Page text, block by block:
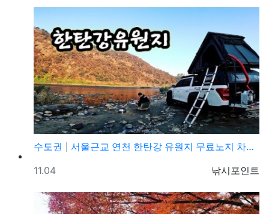
수도권
서울근교 연천 한탄강 유원지 무료노지 차박캠핑 가볼만한…
등록자
낚시포인트
등록일
11.04